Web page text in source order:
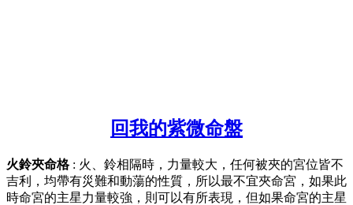
回我的紫微命盤
火鈴夾命格: 火、鈴相隔時，力量較大，任何被夾的宮位皆不
吉利，均帶有災難和動蕩的性質，所以最不宜夾命宮，如果此
時命宮的主星力量較強，則可以有所表現，但如果命宮的主星